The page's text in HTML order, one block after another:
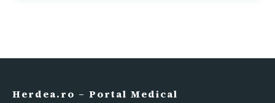
Herdea.ro – Portal Medical